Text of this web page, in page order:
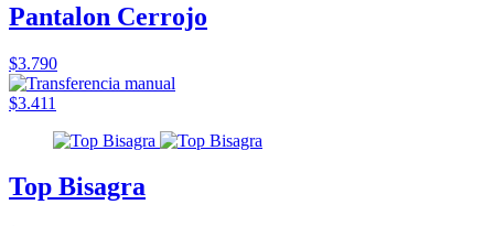
Pantalon Cerrojo
$3.790
$3.411
Top Bisagra